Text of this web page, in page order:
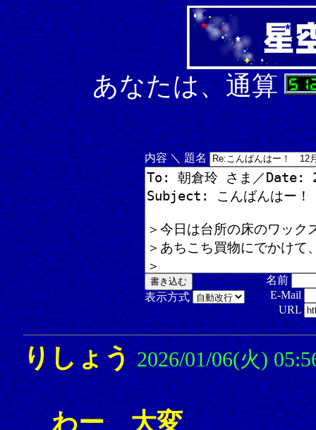
あなたは、通算
内容 ＼ 題名
表示方式
名前
E-Mail
URL
りしょう 2026/01/06(火)
わー 大変